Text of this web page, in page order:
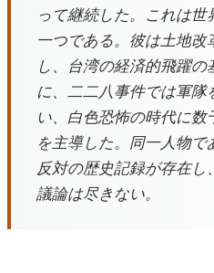
って継続した。これは
一つである。彼は土地改
し、台湾の経済的飛躍
に、二二八事件では軍隊
い、白色恐怖の時代に
を主導した。同一人物で
反対の歴史記録が存在し
議論は尽きない。